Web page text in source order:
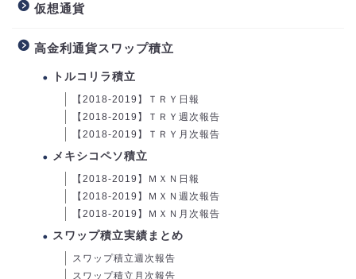
仮想通貨
高金利通貨スワップ積立
トルコリラ積立
【2018-2019】ＴＲＹ日報
【2018-2019】ＴＲＹ週次報告
【2018-2019】ＴＲＹ月次報告
メキシコペソ積立
【2018-2019】ＭＸＮ日報
【2018-2019】ＭＸＮ週次報告
【2018-2019】ＭＸＮ月次報告
スワップ積立実績まとめ
スワップ積立週次報告
スワップ積立月次報告